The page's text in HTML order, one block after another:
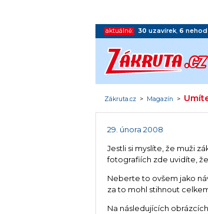
aktuálně: 30 uzavírek, 6 nehod
Zákruta.cz > Magazín >
29. února 2008
Jestli si myslíte, že muži
fotografiích zde uvidíte,
Neberte to ovšem jako
za to mohl stihnout
Na následujících